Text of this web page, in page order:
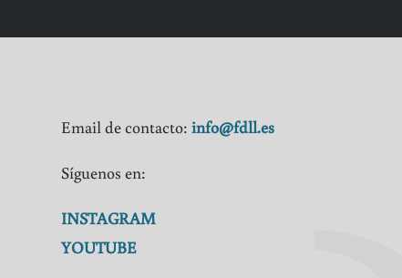
Email de contacto:info@fdll.es
Síguenos en:
INSTAGRAM
YOUTUBE